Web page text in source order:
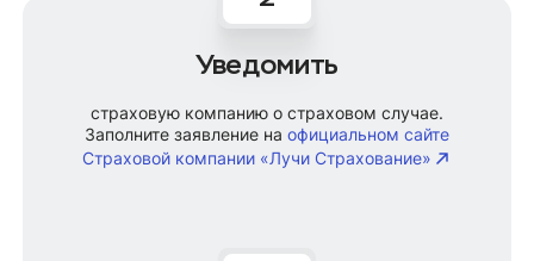
Уведомить
страховую компанию о страховом случае.
Заполните заявление на официальном сайте
Страховой компании «Лучи Страхование»